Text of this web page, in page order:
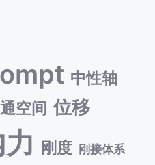
中性轴
空间 位移
刚度 刚接体系